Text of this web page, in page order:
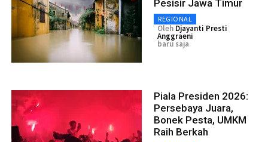
Pesisir Jawa Timur
REGIONAL
Oleh Djayanti Presti
Anggraeni
baru saja
Piala Presiden 2026:
Persebaya Juara,
Bonek Pesta, UMKM
Raih Berkah